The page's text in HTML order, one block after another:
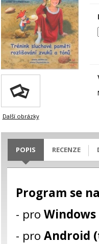
Další obrázky
POPIS RECENZE
Program se
- pro
- pro Android